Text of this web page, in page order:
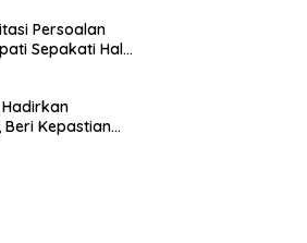
Persoalan
Sepakati Hal
Beri Kepastian